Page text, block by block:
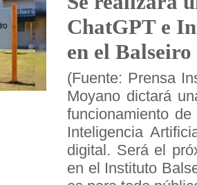
ChatGPT e
en el Balseiro
(Fuente: Prensa
Moyano dictará
funcionamiento
Inteligencia
digital. Será el
en el Instituto